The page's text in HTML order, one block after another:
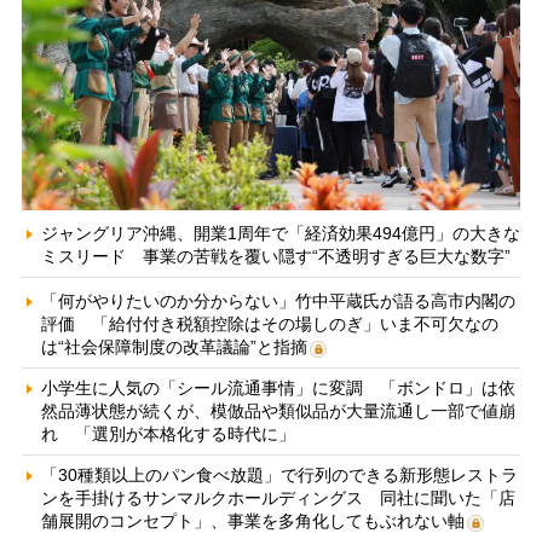
ジャングリア沖縄、開業1周年で「経済効果494億円」の大きな
ミスリード 事業の苦戦を覆い隠す“不透明すぎる巨大な数字”
「何がやりたいのか分からない」竹中平蔵氏が語る高市内閣の
評価 「給付付き税額控除はその場しのぎ」いま不可欠なの
は“社会保障制度の改革議論”と指摘
小学生に人気の「シール流通事情」に変調 「ボンドロ」は依
然品薄状態が続くが、模倣品や類似品が大量流通し一部で値崩
れ 「選別が本格化する時代に」
「30種類以上のパン食べ放題」で行列のできる新形態レストラ
ンを手掛けるサンマルクホールディングス 同社に聞いた「店
舗展開のコンセプト」、事業を多角化してもぶれない軸